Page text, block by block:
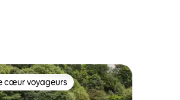
cœur voyageurs
cœur voyageurs